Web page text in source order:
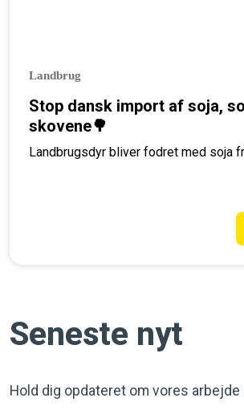
Landbrug
Stop dansk import af soja,
skovene🌳
Landbrugsdyr bliver fodret med soja
Seneste nyt
Hold dig opdateret om vores arbejde